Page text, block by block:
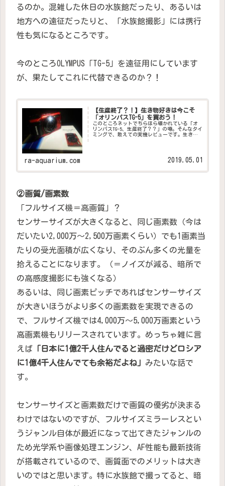
るのか。混雑した休日の水族館だったり、あるいは
地方への遠征だったりと、「水族館撮影」には携行
性も気になるところです。
今のところOLYMPUS「TG-5」を遠征用にしています
が、果たしてこれに代替できるのか？！
【生産終了？！】生き物好きは今こそ
「オリンパスTG-5」を買おう！
このところネットでちらほら囁かれている「オ
リンパスTG-5、生産終了？？」の噂。そんなタイ
ミングで、敢えての実機レビューです。生き物
ra-aquarium.com 2019.05.01
②画質/画素数
「フルサイズ機＝高画質」？
センサーサイズが大きくなると、同じ画素数（今は
だいたい2,000万～2,500万画素くらい）でも1画素当
たりの受光面積が広くなり、そのぶん多くの光量を
拾えることになります。（＝ノイズが減る、暗所で
の高感度撮影にも強くなる）
あるいは、同じ画素ピッチであればセンサーサイズ
が大きいほうがより多くの画素数を実現できるの
で、フルサイズ機では4,000万～5,000万画素という
高画素機もリリースされています。めっちゃ雑に言
えば 「日本に1億2千人住んでると過密だけどロシア
に1億4千人住んでても余裕だよね」 みたいな話で
す。
センサーサイズと画素数だけで画質の優劣が決まる
わけではないのですが、フルサイズミラーレスとい
うジャンル自体が最近になって出てきたジャンルの
ため光学系や画像処理エンジン、AF性能も最新技術
が搭載されているので、画質面でのメリットは大き
いのではと思います。特に水族館で撮ってると、暗